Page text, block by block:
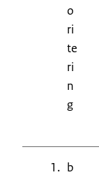
o
ri
te
ri
n
g
b